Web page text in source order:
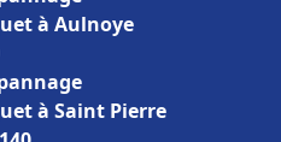
à Aulnoye
à Saint Pierre